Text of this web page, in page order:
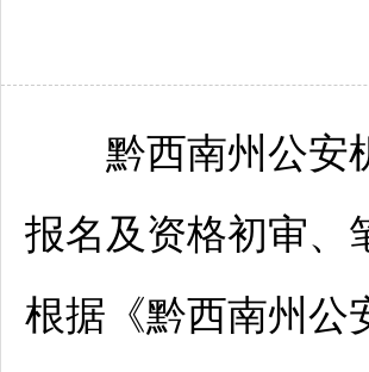
黔西南州公安
报名及资格初审、
根据《黔西南州公